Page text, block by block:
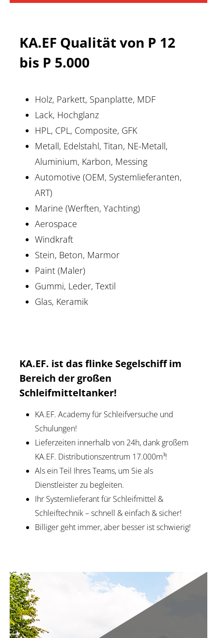
KA.EF Qualität von P 12
bis P 5.000
Holz, Parkett, Spanplatte, MDF
Lack, Hochglanz
HPL, CPL, Composite, GFK
Metall, Edelstahl, Titan, NE-Metall,
Aluminium, Karbon, Messing
Automotive (OEM, Systemlieferanten,
ART)
Marine (Werften, Yachting)
Aerospace
Windkraft
Stein, Beton, Marmor
Paint (Maler)
Gummi, Leder, Textil
Glas, Keramik
KA.EF. ist das flinke Segelschiff im
Bereich der großen
Schleifmitteltanker!
KA.EF. Academy für Schleifversuche und
Schulungen!
Lieferzeiten innerhalb von 24h, dank großem
KA.EF. Distributionszentrum 17.000m³!
Als ein Teil Ihres Teams, um Sie als
Dienstleister zu begleiten.
Ihr Systemlieferant für Schleifmittel &
Schleiftechnik – schnell & einfach & sicher!
Billiger geht immer, aber besser ist schwierig!